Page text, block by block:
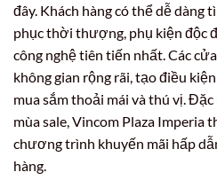
đây. Khách hàng có thể dễ dàng
phục thời thượng, phụ kiện độc
công nghệ tiên tiến nhất. Các
không gian rộng rãi, tạo điều
mua sắm thoải mái và thú vị.
mùa sale, Vincom Plaza Imperia
chương trình khuyến mãi hấp
hàng.